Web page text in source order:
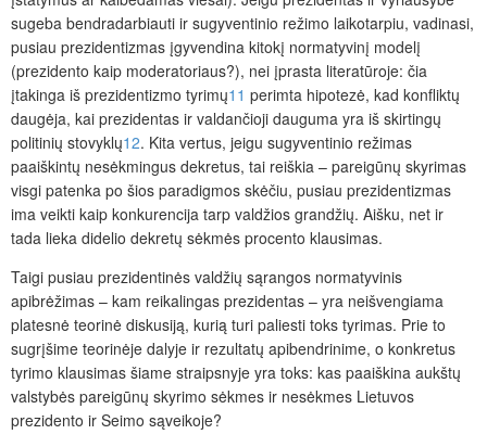
sugeba bendradarbiauti ir sugyventinio režimo laikotarpiu, vadinasi,
pusiau prezidentizmas įgyvendina kitokį normatyvinį modelį
(prezidento kaip moderatoriaus?), nei įprasta literatūroje: čia
įtakinga iš prezidentizmo tyrimų11 perimta hipotezė, kad konfliktų
daugėja, kai prezidentas ir valdančioji dauguma yra iš skirtingų
politinių stovyklų12. Kita vertus, jeigu sugyventinio režimas
paaiškintų nesėkmingus dekretus, tai reiškia – pareigūnų skyrimas
visgi patenka po šios paradigmos skėčiu, pusiau prezidentizmas
ima veikti kaip konkurencija tarp valdžios grandžių. Aišku, net ir
tada lieka didelio dekretų sėkmės procento klausimas.
Taigi pusiau prezidentinės valdžių sąrangos normatyvinis
apibrėžimas – kam reikalingas prezidentas – yra neišvengiama
platesnė teorinė diskusiją, kurią turi paliesti toks tyrimas. Prie to
sugrįšime teorinėje dalyje ir rezultatų apibendrinime, o konkretus
tyrimo klausimas šiame straipsnyje yra toks: kas paaiškina aukštų
valstybės pareigūnų skyrimo sėkmes ir nesėkmes Lietuvos
prezidento ir Seimo sąveikoje?